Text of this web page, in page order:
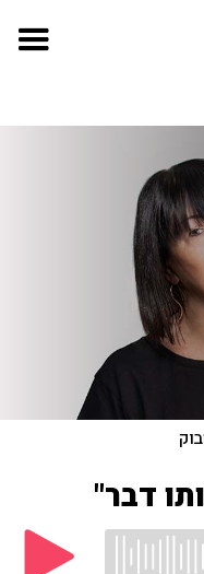
דבר"